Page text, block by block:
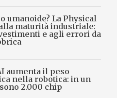
umanoide? La Physical
maturità industriale:
e agli errori da
aumenta il peso
nella robotica: in un
2.000 chip